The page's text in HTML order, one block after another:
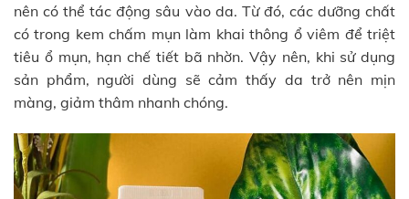
nên có thể tác động sâu vào da. Từ đó, các dưỡng chất
có trong kem chấm mụn làm khai thông ổ viêm để triệt
tiêu ổ mụn, hạn chế tiết bã nhờn. Vậy nên, khi sử dụng
sản phẩm, người dùng sẽ cảm thấy da trở nên mịn
màng, giảm thâm nhanh chóng.